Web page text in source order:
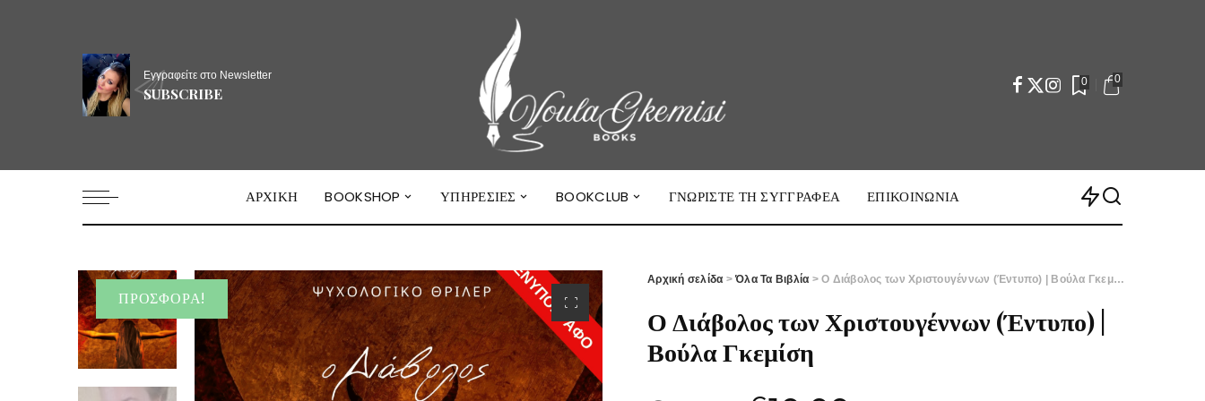
Εγγραφείτε στο Newsletter
SUBSCRIBE
0 0
ΑΡΧΙΚΗ BOOKSHOP ΥΠΗΡΕΣΊΕΣ BOOKCLUB ΓΝΩΡΙΣΤΕ ΤΗ ΣΥΓΓΡΑΦΕΑ ΕΠΙΚΟΙΝΩΝΙΑ
ΠΡΟΣΦΟΡΆ!
Αρχική σελίδα >Όλα Τα Βιβλία > Ο Διάβολος των Χριστουγέννων (Έντυπο) | Βούλα Γκεμίση
Ο Διάβολος των Χριστουγέννων (Έντυπο) |
Βούλα Γκεμίση